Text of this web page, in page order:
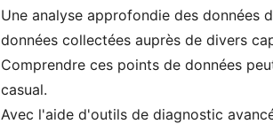
Une analyse approfondie des données
données collectées auprès de divers
Comprendre ces points de données
casual.
Avec l'aide d'outils de diagnostic